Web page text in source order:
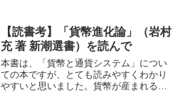
【読書考】「貨幣進化論」（岩村
充 著 新潮選書）を読んで
本書は、「貨幣と通貨システム」につい
ての本ですが、とても読みやすくわかり
やすいと思いました。貨幣が産まれる前